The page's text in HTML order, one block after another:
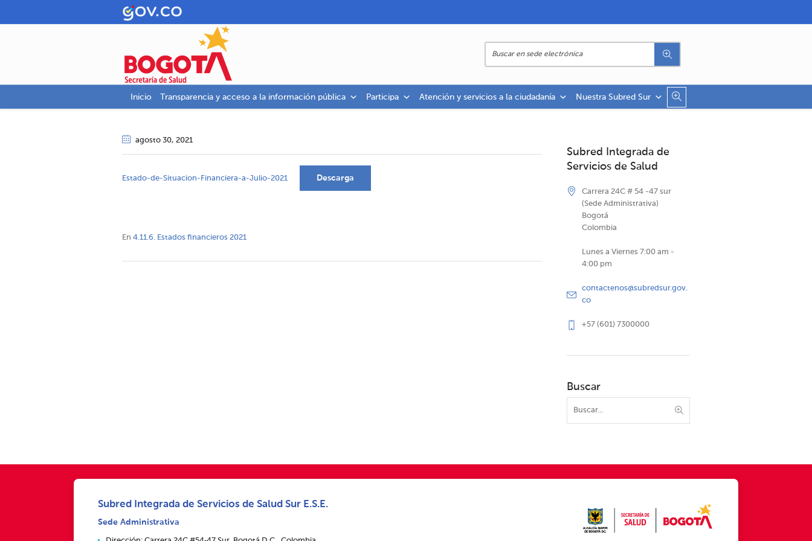
Inicio Transparencia y acceso a la información pública Participa Atención y servicios a la ciudadanía Nuestra Subred Sur
agosto 30, 2021
Estado-de-Situacion-Financiera-a-Julio-2021 Descarga
En 4.11.6. Estados financieros 2021
Subred Integrada de
Servicios de Salud
Carrera 24C # 54 -47 sur
(Sede Administrativa)
Bogotá
Colombia
Lunes a Viernes 7:00 am -
4:00 pm
contactenos@subredsur.gov.
co
+57 (601) 7300000
Buscar
Subred Integrada de Servicios de Salud Sur E.S.E.
Sede Administrativa